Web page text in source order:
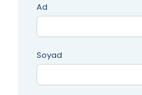
Ad
Soyad